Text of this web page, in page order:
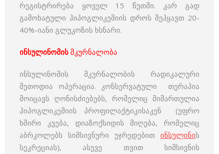
რეგისტრირება ყოველ 15 წუთში. კარ გად
გამოხატული ჰიპოგლიკემიის დროს შეჰყავთ 20-
40%-იანი გლუკოზის ხსნარი.
ინსულინომის მკურნალობა
ინსულინომის მკურნალობის რადიკალური
მეთოდია ოპერაცია. კონსერვატული თერაპია
მოიცავს ღონისძიებებს, რომელიც მიმართულია
ჰიპოგლიკემიის პროფილაქტიკისაკენ (უფრო
ხშირი კვება, დიაზოქსიდის მიღება, რომელიც
აბრკოლებს სიმსივნური უჯრედებით ინსულინის
სეკრეციას), ასევე თვით სიმსივნის